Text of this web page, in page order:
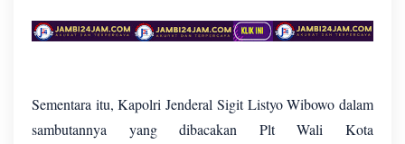
Sementara itu, Kapolri Jenderal Sigit Listyo Wibowo dalam
sambutannya yang dibacakan Plt Wali Kota